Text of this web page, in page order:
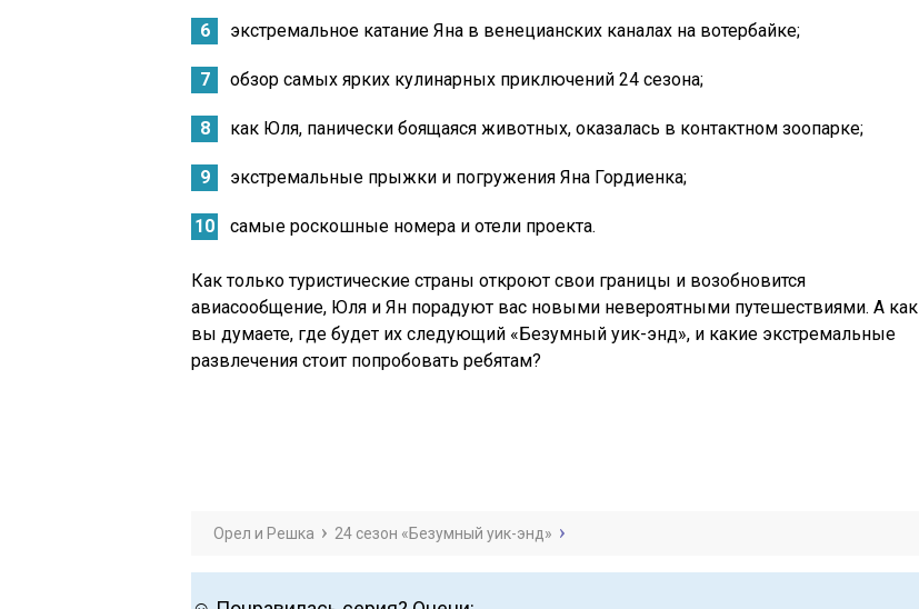
экстремальное катание Яна в венецианских каналах на вотербайке;
обзор самых ярких кулинарных приключений 24 сезона;
как Юля, панически боящаяся животных, оказалась в контактном зоопарке;
экстремальные прыжки и погружения Яна Гордиенка;
самые роскошные номера и отели проекта.
Как только туристические страны откроют свои границы и возобновится
авиасообщение, Юля и Ян порадуют вас новыми невероятными путешествиями. А как
вы думаете, где будет их следующий «Безумный уик-энд», и какие экстремальные
развлечения стоит попробовать ребятам?
Орел и Решка 24 сезон «Безумный уик-энд»